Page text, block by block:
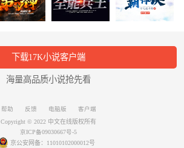
下载17K小说客户端
海量高品质小说抢先看
帮助 反馈 电脑版
客户端
Copyright © 2022 中文在线版权所有
京ICP备09030667号-5
京公安网备：11010102000012号